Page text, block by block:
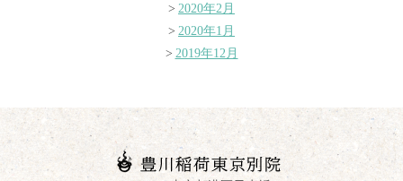
2020年2月
2020年1月
2019年12月